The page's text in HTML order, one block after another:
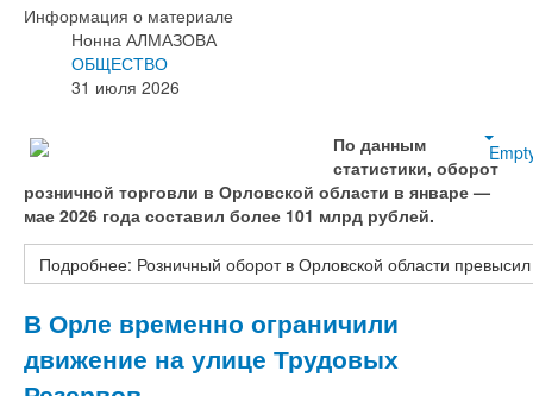
Информация о материале
Нонна АЛМАЗОВА
ОБЩЕСТВО
31 июля 2026
По данным
статистики, оборот
розничной торговли в Орловской области в январе —
мае 2026 года составил более 101 млрд рублей.
Подробнее: Розничный оборот в Орловской области
В Орле временно ограничили
движение на улице Трудовых